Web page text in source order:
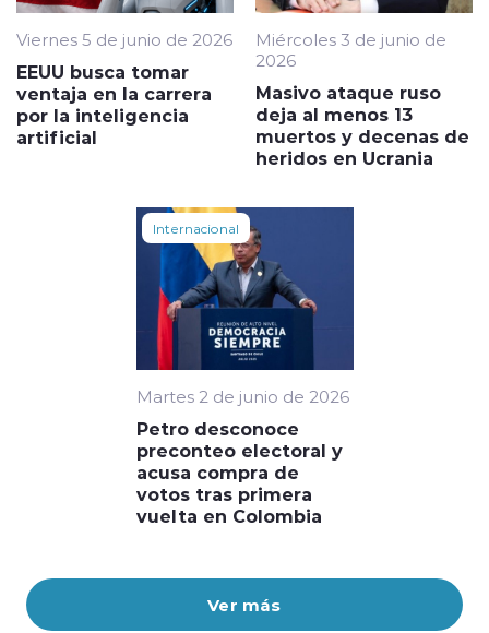
Ver más
Viernes 5 de junio de 2026
EEUU busca tomar
ventaja en la carrera
por la inteligencia
artificial
Miércoles 3 de junio de
2026
Masivo ataque ruso
deja al menos 13
muertos y decenas de
heridos en Ucrania
Internacional
Martes 2 de junio de 2026
Petro desconoce
preconteo electoral y
acusa compra de
votos tras primera
vuelta en Colombia